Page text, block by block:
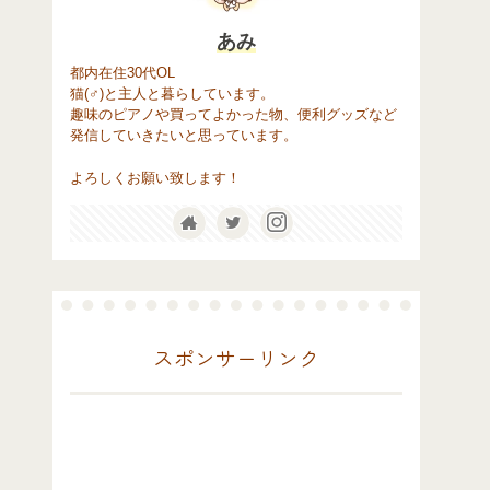
あみ
都内在住30代OL
猫(♂)と主人と暮らしています。
趣味のピアノや買ってよかった物、便利グッズなど
発信していきたいと思っています。
よろしくお願い致します！
スポンサーリンク